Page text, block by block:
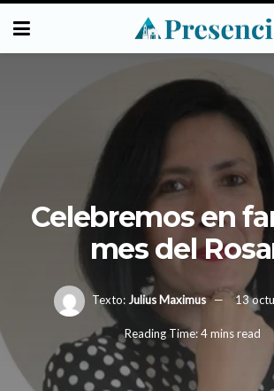
Celebremos en
mes del
Texto: Julius Maximus 13
Reading Time: 4 mins read